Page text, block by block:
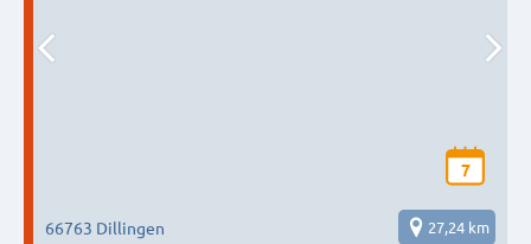
7
66763 Dillingen 27,24 km